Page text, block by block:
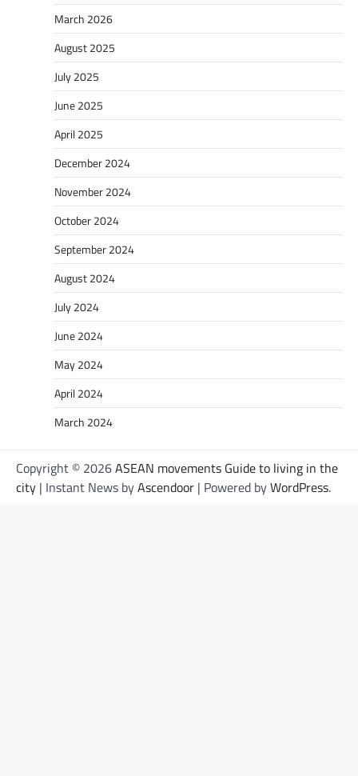
March 2026
August 2025
July 2025
June 2025
April 2025
December 2024
November 2024
October 2024
September 2024
August 2024
July 2024
June 2024
May 2024
April 2024
March 2024
Copyright © 2026ASEAN movements Guide to living in the
city | Instant News byAscendoor | Powered byWordPress.